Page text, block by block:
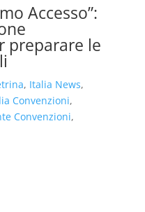
Accesso”:
preparare le
, Italia News,
Convenzioni,
Convenzioni,